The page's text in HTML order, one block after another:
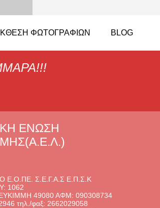
ΦΩΤΟΓΡΑΦΙΏΝ BLOG
ΕΝΩΣΗ
Ε.Ο.ΠΕ. Σ.Ε.Γ.Α.Σ Ε.Π.Σ.Κ
1062
49080 ΑΦΜ: 090308734
τηλ./φαξ: 2662029058